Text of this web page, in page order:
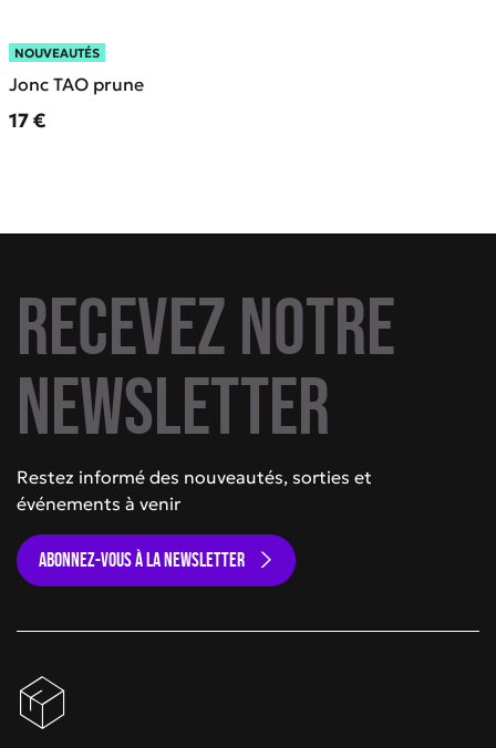
NOUVEAUTÉS
Jonc TAO prune
Prix ​​actuel
17 €
Recevez notre
newsletter
Restez informé des nouveautés, sorties et
événements à venir
ABONNEZ-VOUS À LA NEWSLETTER